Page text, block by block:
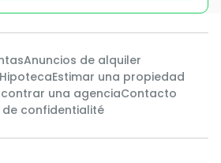
Anuncios de alquiler
HipotecaEstimar una propiedad
una agenciaContacto
de confidentialité